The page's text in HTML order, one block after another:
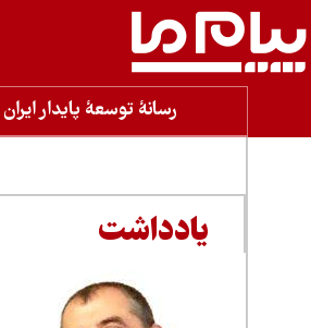
رسانۀ توسعۀ پایدار ایران
یادداشت